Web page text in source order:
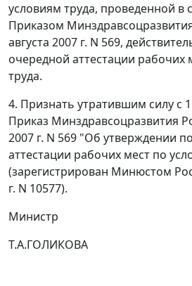
условиям труда, проведенной в
Приказом
августа 2007 г. N 569,
очередной аттестации рабочих
труда.
4. Признать утратившим силу с
Приказ Минздравсоцразвития
2007 г. N 569 "Об утверждении
аттестации рабочих мест по
(зарегистрирован Минюстом
г. N 10577).
Министр
Т.А.ГОЛИКОВА